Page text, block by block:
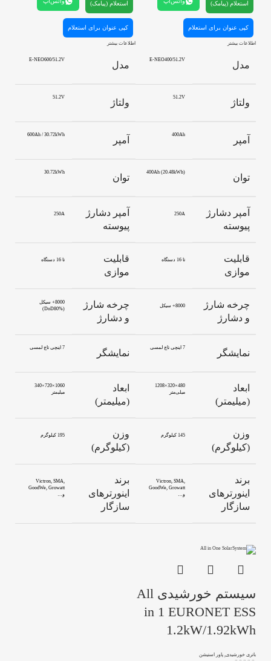
استعلام (پیامک)
کپی عنوان برای استعلام
اطلاعات بیشتر
مدل
E-NEO400/51.2V
ولتاژ
51.2V
آمپر
400Ah
توان
400Ah (20.48kWh)
آمپر دشارژ
پیوسته
250A
قابلیت
موازی
تا 16 دستگاه
چرخه شارژ
و دشارژ
8000+ سیکل
نمایشگر
7 اینچی تاچ لمسی
ابعاد
(میلیمتر)
480×320×1208
میلی‌متر
وزن
(کیلوگرم)
145 کیلوگرم
برند
اینورترهای
سازگار
Victron, SMA,
GoodWe, Growatt
و…
استعلام (پیامک)
کپی عنوان برای استعلام
اطلاعات بیشتر
مدل
E-NEO600/51.2V
ولتاژ
51.2V
آمپر
600Ah / 30.72kWh
توان
30.72kWh
آمپر دشارژ
پیوسته
250A
قابلیت
موازی
تا 16 دستگاه
چرخه شارژ
و دشارژ
8000+ سیکل
(DoD80%)
نمایشگر
7 اینچی تاچ لمسی
ابعاد
(میلیمتر)
1060×720×340
میلیمتر
وزن
(کیلوگرم)
195 کیلوگرم
برند
اینورترهای
سازگار
Victron, SMA,
GoodWe, Growatt
و…
سیستم خورشیدی All
in 1 EURONET ESS
1.2kW/1.92kWh
باتری خورشیدی, پاور استیشن